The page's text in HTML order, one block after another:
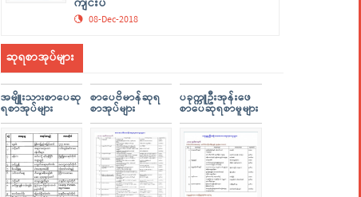
ကျင်းပ
08-Dec-2018
ဆုရစာအုပ်များ
အမျိူးသားစာပေဆု
ရစာအုပ်များ
စာပေဗိမာန်ဆုရ
စာအုပ်များ
ပခုက္ကူဦးအုန်းဖေ
စာပေဆုရစာမူများ